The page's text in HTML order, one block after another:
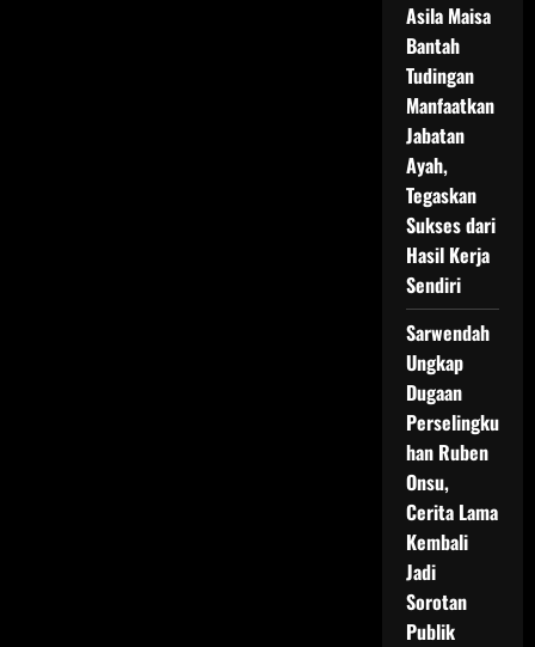
Asila Maisa
Bantah
Tudingan
Manfaatkan
Jabatan
Ayah,
Tegaskan
Sukses dari
Hasil Kerja
Sendiri
Sarwendah
Ungkap
Dugaan
Perselingku
han Ruben
Onsu,
Cerita Lama
Kembali
Jadi
Sorotan
Publik